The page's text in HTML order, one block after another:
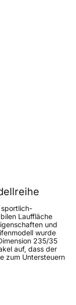
sportlich-
Lauffläche
und
wurde
235/35
auf, dass der
zum Untersteuern